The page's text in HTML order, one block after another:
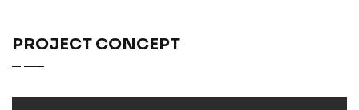
PROJECT CONCEPT